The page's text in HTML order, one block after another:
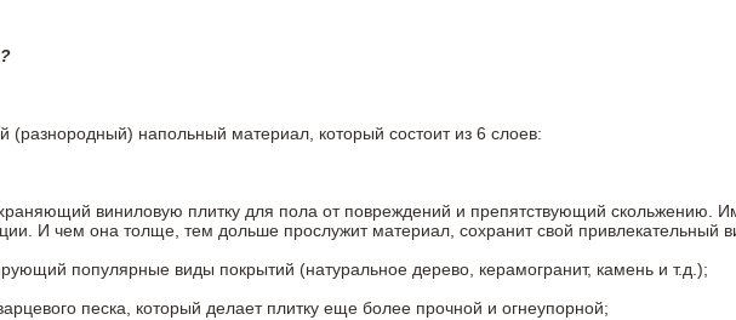
(разнородный) напольный материал, который состоит из 6 слоев:
виниловую плитку для пола от повреждений и препятствующий скольжению.
И чем она толще, тем дольше прослужит материал, сохранит свой привлекательный
популярные виды покрытий (натуральное дерево, керамогранит, камень и т.д.);
песка, который делает плитку еще более прочной и огнеупорной;